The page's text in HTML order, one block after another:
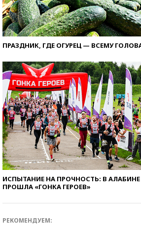
ПРАЗДНИК, ГДЕ ОГУРЕЦ — ВСЕМУ
ИСПЫТАНИЕ НА ПРОЧНОСТЬ: В АЛАБИНЕ
ПРОШЛА «ГОНКА ГЕРОЕВ»
РЕКОМЕНДУЕМ: